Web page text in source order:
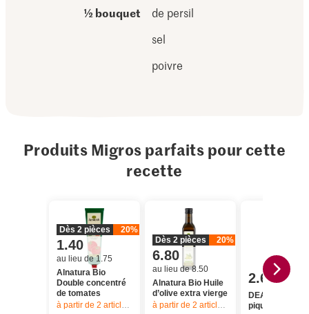
½ bouquet
de persil
sel
poivre
Produits Migros parfaits pour cette
recette
Dès 2 pièces 20%
1.40
au lieu de 1.75
Alnatura Bio
Double concentré
de tomates
à partir de 2 articles, Offre valable du 6.8 au 12.8.2026, jusqu’à
Dès 2 pièces 20%
6.80
au lieu de 8.50
Alnatura Bio Huile
d’olive extra vierge
à partir de 2 articles, Offre valable du
2.60
DEA Sauce
piquante